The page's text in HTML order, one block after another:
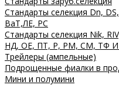
Стандарты селекция Dn,
ВаТ,ЛЕ, РС
Стандарты селекция Nik,
НД, ОЕ, ПТ, Р, РМ, СМ, ТФ И
Трейлеры (ампельные)
Подрощенные фиалки в
Мини и полумини